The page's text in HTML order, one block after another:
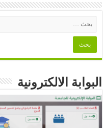
البوابة الالكترونية